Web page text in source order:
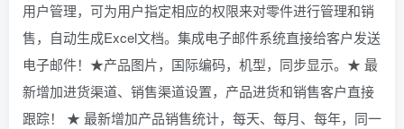
用户管理，可为用户指定相应的权限来对零件进行管理和销
售，自动生成Excel文档。集成电子邮件系统直接给客户发送
电子邮件！★产品图片，国际编码，机型，同步显示。★ 最
新增加进货渠道、销售渠道设置，产品进货和销售客户直接
跟踪！ ★ 最新增加产品销售统计，每天、每月、每年，同一